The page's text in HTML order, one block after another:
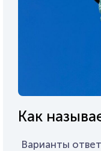
Как
Варианты